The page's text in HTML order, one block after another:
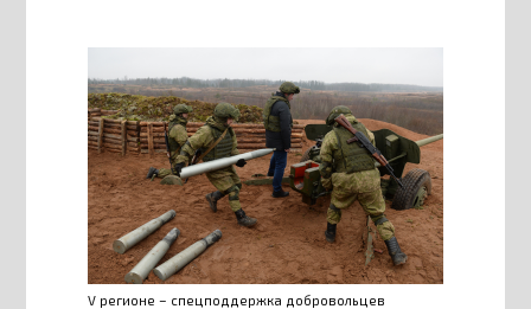
V регионе – спецподдержка добровольцев